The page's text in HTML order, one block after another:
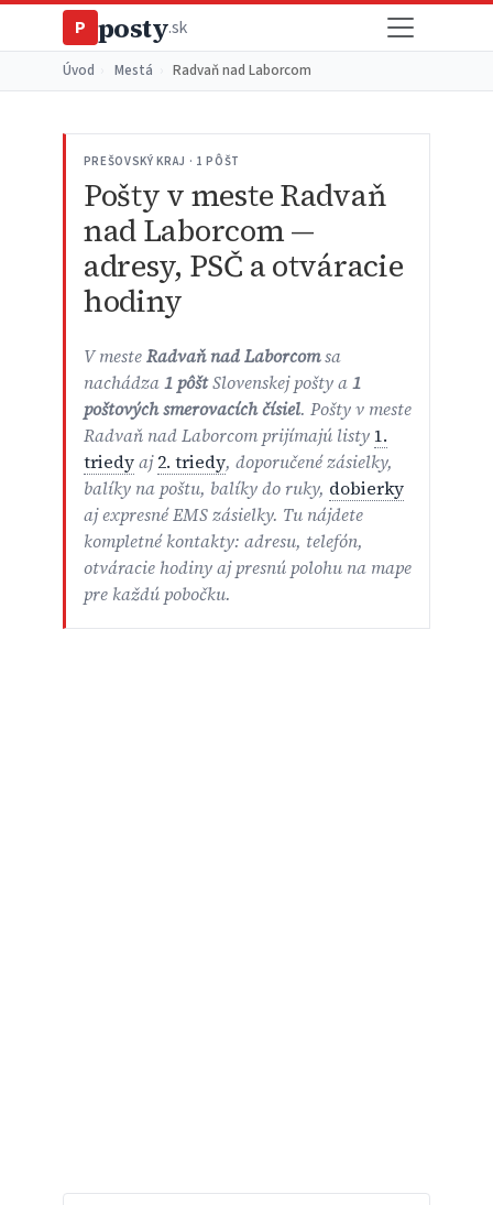
P posty.sk
Úvod Mestá Radvaň nad Laborcom
PREŠOVSKÝ KRAJ · 1 PÔŠT
Pošty v meste Radvaň
nad Laborcom —
adresy, PSČ a otváracie
hodiny
V mesteRadvaň nad Laborcomsa
nachádza1 pôštSlovenskej pošty a1
poštových smerovacích čísiel. Pošty v meste
Radvaň nad Laborcom prijímajú listy 1.
triedyaj2. triedy, doporučené zásielky,
balíky na poštu, balíky do ruky, dobierky
aj expresné EMS zásielky. Tu nájdete
kompletné kontakty: adresu, telefón,
otváracie hodiny aj presnú polohu na mape
pre každú pobočku.